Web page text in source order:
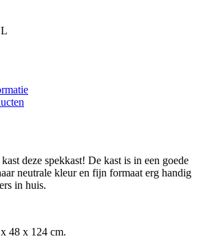
deze spekkast! De kast is in een goede
neutrale kleur en fijn formaat erg handig
in huis.
48 x 124 cm.